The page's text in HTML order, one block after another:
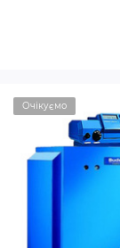
Очікуємо